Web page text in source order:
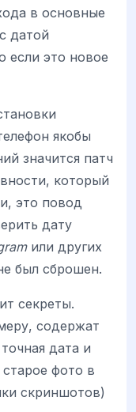
в основные
датой
если это новое
якобы
значится патч
который
это повод
дату
или других
был сброшен.
секреты.
содержат
дата и
фото в
скриншотов)